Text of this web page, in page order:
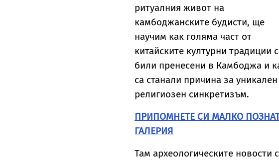
ритуалния живот на
камбоджанските будисти, ще
научим как голяма част от
китайските културни традиции
били пренесени в Камбоджа и
са станали причина за уникален
религиозен синкретизъм.
ПРИПОМНЕТЕ СИ МАЛКО
ГАЛЕРИЯ
Там археологическите новости